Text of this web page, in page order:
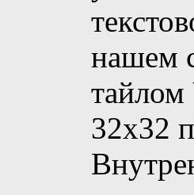
нашем
32х32